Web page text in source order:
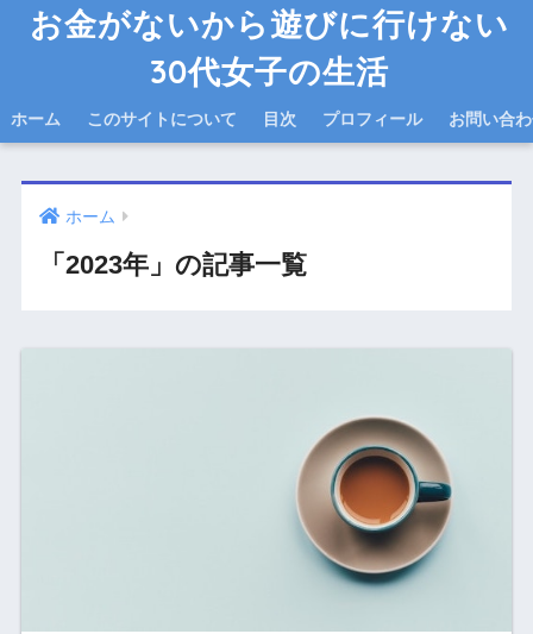
お金がないから遊びに行けない
30代女子の生活
ホーム このサイトについて 目次 プロフィール お問い合
ホーム
「2023年」の記事一覧